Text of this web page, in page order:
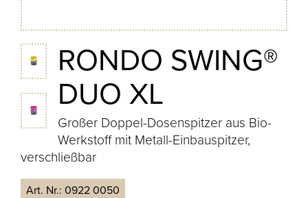
RONDO SWING®
DUO XL
Großer Doppel-Dosenspitzer aus Bio-
Werkstoff mit Metall-Einbauspitzer,
verschließbar
Art. Nr.:0922 0050